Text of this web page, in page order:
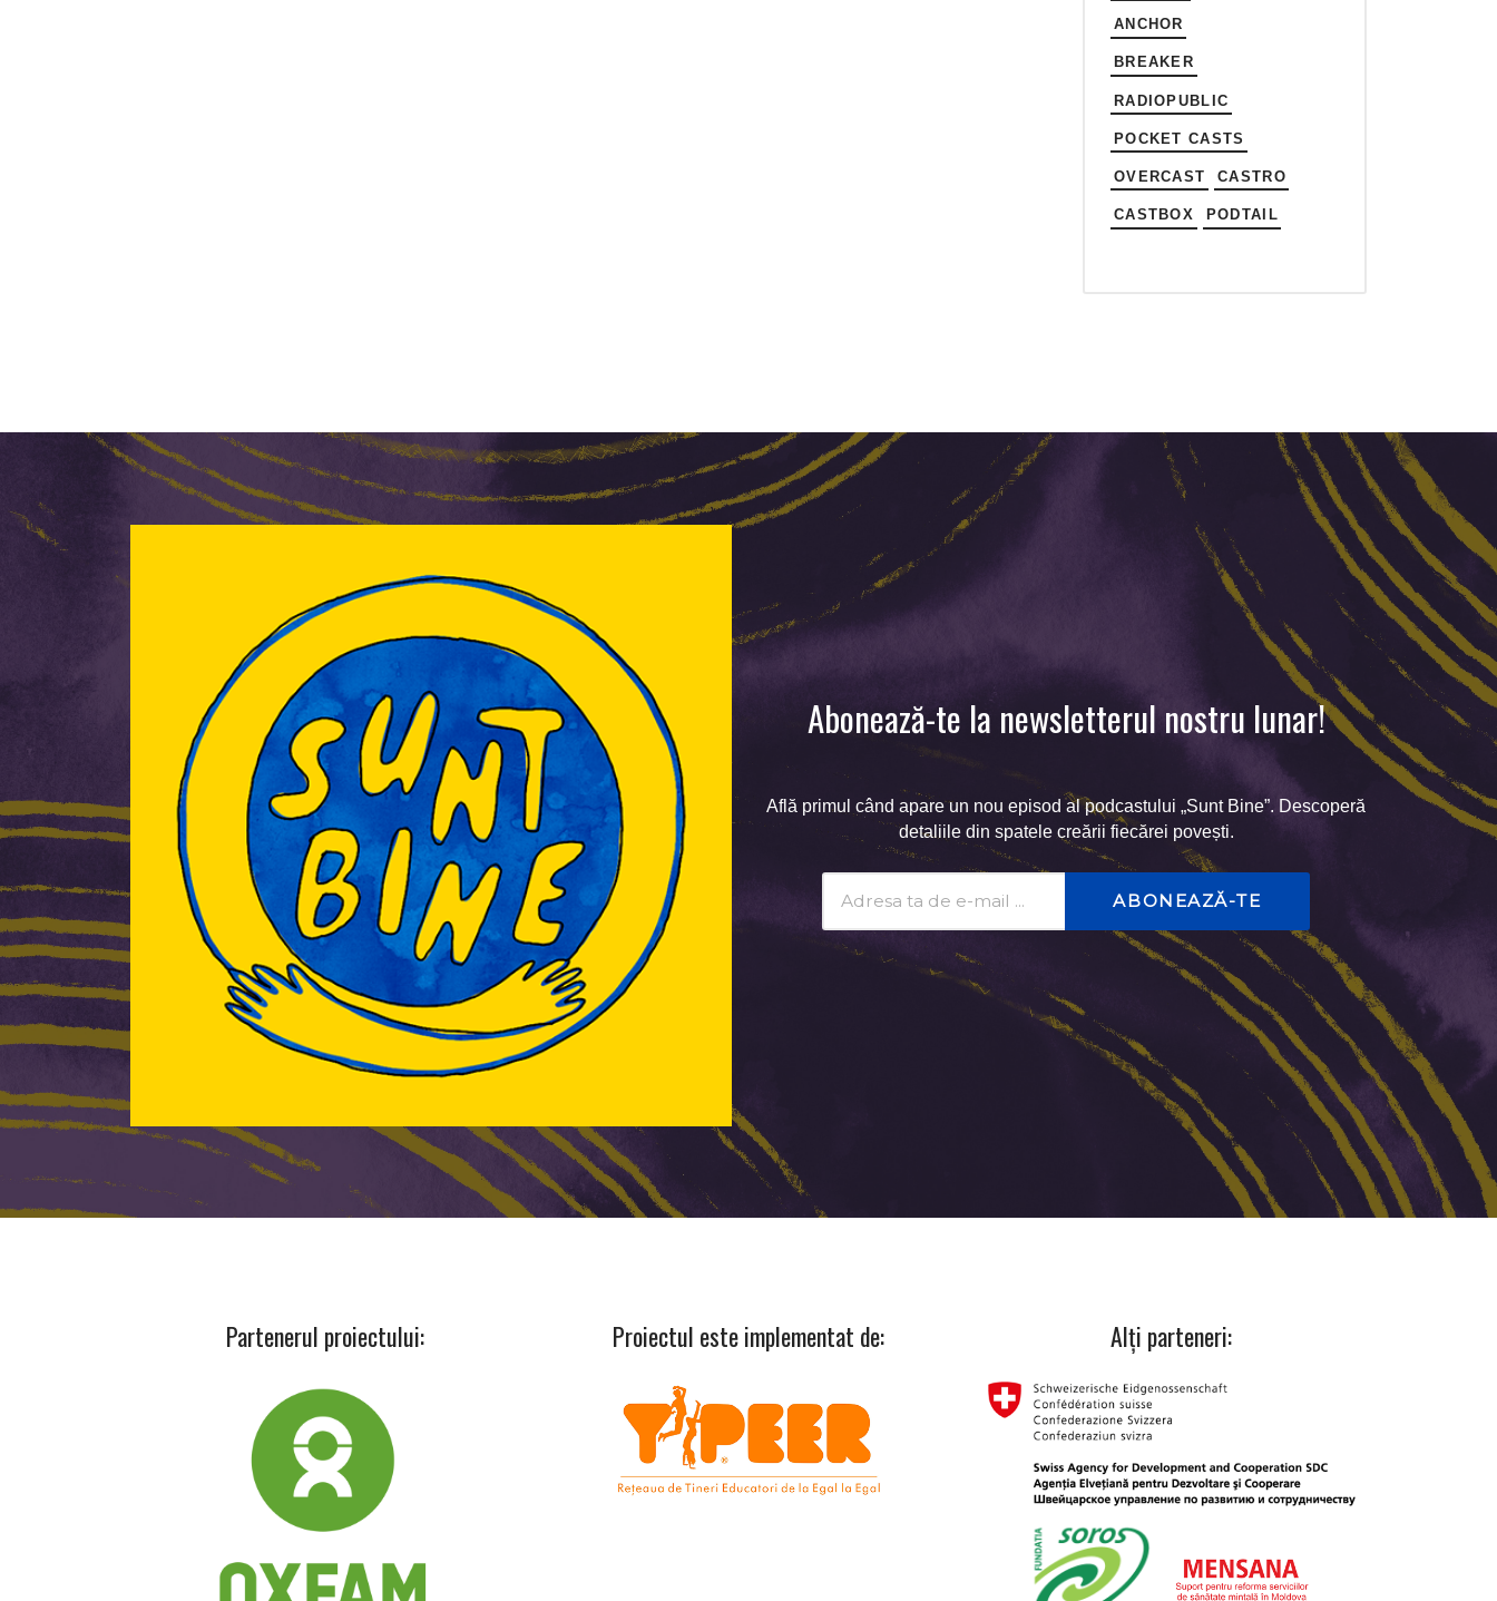
ANCHOR
BREAKER
RADIOPUBLIC
POCKET CASTS
OVERCAST CASTRO
CASTBOX PODTAIL
Abonează-te la newsletterul nostru lunar!
Află primul când apare un nou episod al podcastului „Sunt Bine”. Descoperă
detaliile din spatele creării fiecărei povești.
Email
Partenerul proiectului: Proiectul este implementat de: Alți parteneri: